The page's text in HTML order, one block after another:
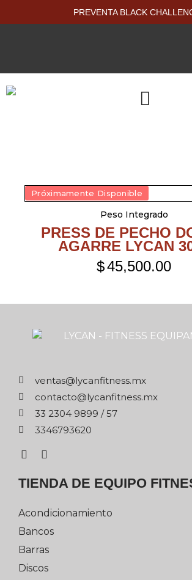
PREVENTA BLACK
Próximamente Disponible
Peso Integrado
PRESS DE PECHO
AGARRE LYCAN
$45,500.00
xm.ssentifnacyl@satnev
xm.ssentifnacyl@otcatnoc
75 / 9989 4032 33
0263976433
TIENDA DE EQUIPO
Acondicionamiento
Bancos
Barras
Discos